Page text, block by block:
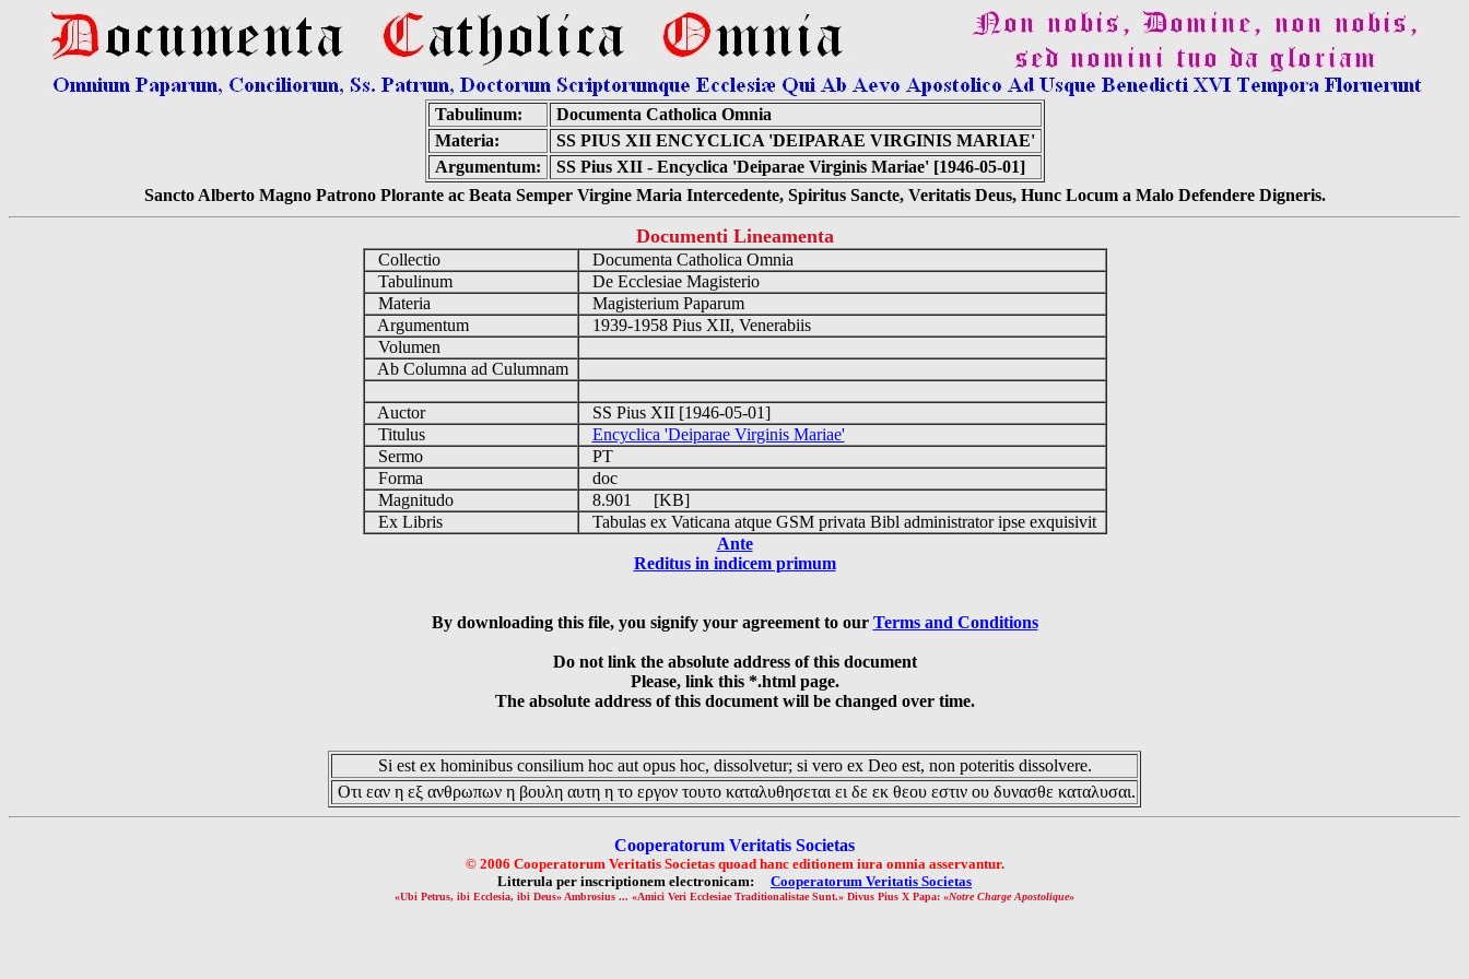
Tabulinum:
Documenta Catholica Omnia
Materia:
SS PIUS XII ENCYCLICA 'DEIPARAE VIRGINIS MARIAE'
Argumentum:
SS Pius XII - Encyclica 'Deiparae Virginis Mariae' [1946-05-01]
Sancto Alberto Magno Patrono Plorante ac Beata Semper Virgine Maria Intercedente, Spiritus Sancte, Veritatis Deus, Hunc Locum a Malo Defendere Digneris.
Documenti Lineamenta
Collectio
Documenta Catholica Omnia
Tabulinum
De Ecclesiae Magisterio
Materia
Magisterium Paparum
Argumentum
1939-1958 Pius XII, Venerabiis
Volumen
Ab Columna ad Culumnam
Auctor
SS Pius XII [1946-05-01]
Titulus
Encyclica 'Deiparae Virginis Mariae'
Sermo
PT
Forma
doc
Magnitudo
8.901 [KB]
Ex Libris
Tabulas ex Vaticana atque GSM privata Bibl administrator ipse exquisivit
Ante
Reditus in indicem primum
By downloading this file, you signify your agreement to our Terms and Conditions
Do not link the absolute address of this document
Please, link this *.html page.
The absolute address of this document will be changed over time.
Si est ex hominibus consilium hoc aut opus hoc, dissolvetur; si vero ex Deo est, non poteritis dissolvere.
Οτι εαν η εξ ανθρωπων η βουλη αυτη η το εργον τουτο καταλυθησεται ει δε εκ θεου εστιν ου δυνασθε καταλυσαι.
Cooperatorum Veritatis Societas
© 2006 Cooperatorum Veritatis Societas quoad hanc editionem iura omnia asservantur.
Litterula per inscriptionem electronicam: Cooperatorum Veritatis Societas
«Ubi Petrus, ibi Ecclesia, ibi Deus» Ambrosius ... «Amici Veri Ecclesiae Traditionalistae Sunt.» Divus Pius X Papa: «Notre Charge Apostolique»